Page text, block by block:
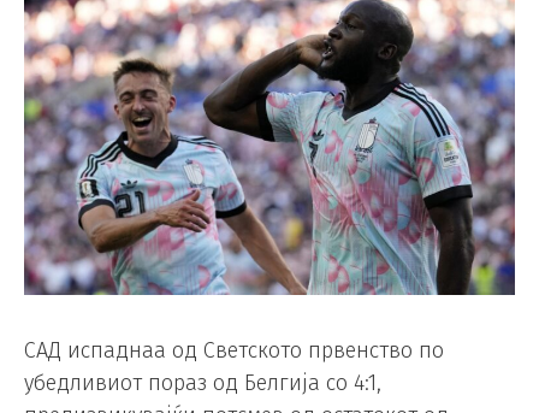
САД испаднаа од Светското првенство по
убедливиот пораз од Белгија со 4:1,